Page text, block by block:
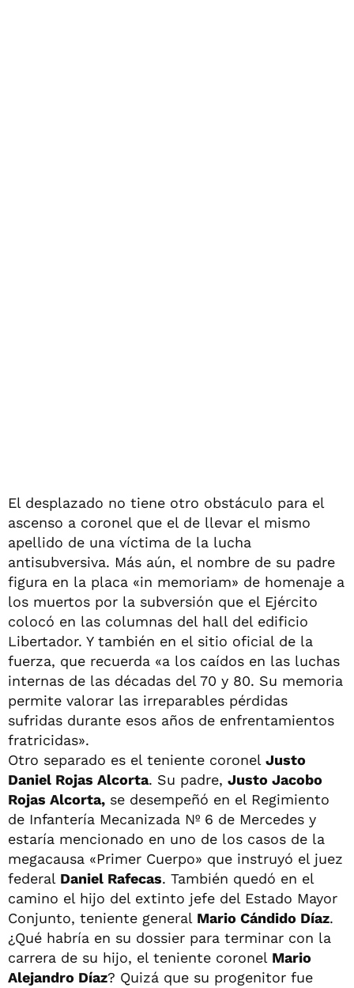
El desplazado no tiene otro obstáculo para el
ascenso a coronel que el de llevar el mismo
apellido de una víctima de la lucha
antisubversiva. Más aún, el nombre de su padre
figura en la placa «in memoriam» de homenaje a
los muertos por la subversión que el Ejército
colocó en las columnas del hall del edificio
Libertador. Y también en el sitio oficial de la
fuerza, que recuerda «a los caídos en las luchas
internas de las décadas del 70 y 80. Su memoria
permite valorar las irreparables pérdidas
sufridas durante esos años de enfrentamientos
fratricidas».
Otro separado es el teniente coronel Justo
Daniel Rojas Alcorta. Su padre, Justo Jacobo
Rojas Alcorta, se desempeñó en el Regimiento
de Infantería Mecanizada Nº 6 de Mercedes y
estaría mencionado en uno de los casos de la
megacausa «Primer Cuerpo» que instruyó el juez
federal Daniel Rafecas. También quedó en el
camino el hijo del extinto jefe del Estado Mayor
Conjunto, teniente general Mario Cándido Díaz.
¿Qué habría en su dossier para terminar con la
carrera de su hijo, el teniente coronel Mario
Alejandro Díaz? Quizá que su progenitor fue